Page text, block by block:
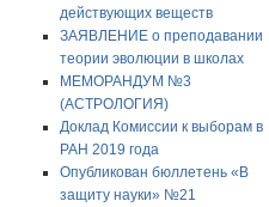
действующих веществ
ЗАЯВЛЕНИЕ о преподавании
теории эволюции в школах
МЕМОРАНДУМ №3
(АСТРОЛОГИЯ)
Доклад Комиссии к выборам в
РАН 2019 года
Опубликован бюллетень «В
защиту науки» №21